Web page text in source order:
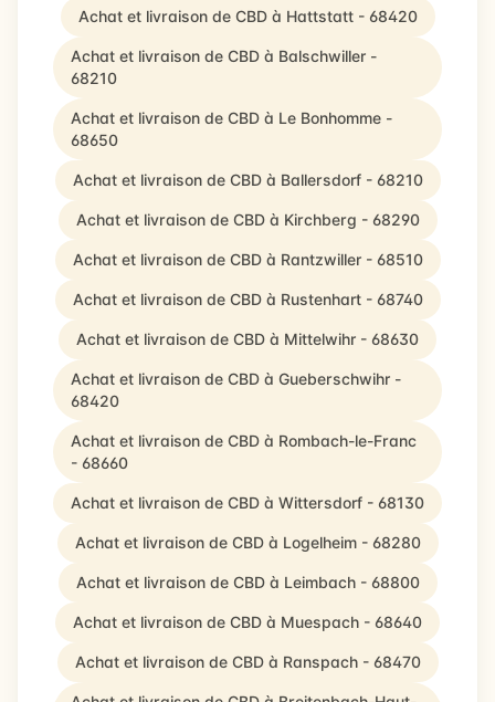
Achat et livraison de CBD à Hattstatt - 68420
Achat et livraison de CBD à Balschwiller -
68210
Achat et livraison de CBD à Le Bonhomme -
68650
Achat et livraison de CBD à Ballersdorf - 68210
Achat et livraison de CBD à Kirchberg - 68290
Achat et livraison de CBD à Rantzwiller - 68510
Achat et livraison de CBD à Rustenhart - 68740
Achat et livraison de CBD à Mittelwihr - 68630
Achat et livraison de CBD à Gueberschwihr -
68420
Achat et livraison de CBD à Rombach-le-Franc
- 68660
Achat et livraison de CBD à Wittersdorf - 68130
Achat et livraison de CBD à Logelheim - 68280
Achat et livraison de CBD à Leimbach - 68800
Achat et livraison de CBD à Muespach - 68640
Achat et livraison de CBD à Ranspach - 68470